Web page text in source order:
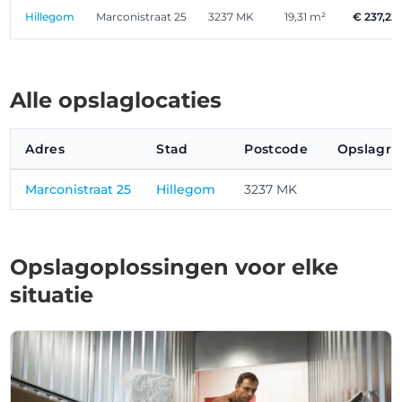
Hillegom Marconistraat 25 3237 MK 19,31 m² €
Alle opslaglocaties
Adres Stad Postcode
Marconistraat 25 Hillegom 3237 MK
Opslagoplossingen voor elke
situatie